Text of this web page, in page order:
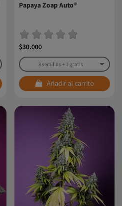
Papaya Zoap Auto®
$30.000
Añadir al carrito